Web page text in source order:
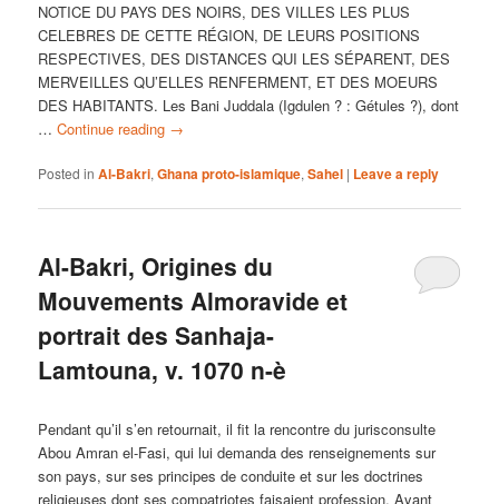
NOTICE DU PAYS DES NOIRS, DES VILLES LES PLUS
CELEBRES DE CETTE RÉGION, DE LEURS POSITIONS
RESPECTIVES, DES DISTANCES QUI LES SÉPARENT, DES
MERVEILLES QU’ELLES RENFERMENT, ET DES MOEURS
DES HABITANTS. Les Bani Juddala (Igdulen ? : Gétules ?), dont
…Continue reading →
Posted in Al-Bakri,Ghana proto-islamique,Sahel | Leave a reply
Al-Bakri, Origines du
Mouvements Almoravide et
portrait des Sanhaja-
Lamtouna, v. 1070 n-è
Pendant qu’il s’en retournait, il fit la rencontre du jurisconsulte
Abou Amran el-Fasi, qui lui demanda des renseignements sur
son pays, sur ses principes de conduite et sur les doctrines
religieuses dont ses compatriotes faisaient profession. Ayant